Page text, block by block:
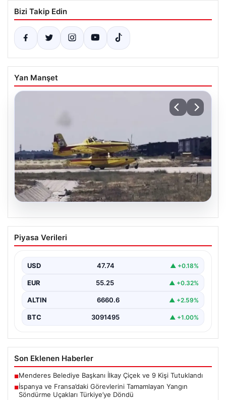
Bizi Takip Edin
Yan Manşet
06.08.2026
İspanya ve Fransa’daki Görevlerini
Tamamlayan Yangın Söndürme Uçakları
Orman Genel Müdürlüğü tarafından yapılan açıklamada,
büyük…
Piyasa Verileri
USD 47.74 ▲ +0.18%
EUR 55.25 ▲ +0.32%
ALTIN 6660.6 ▲ +2.59%
BTC 3091495 ▲ +1.00%
Son Eklenen Haberler
■Menderes Belediye Başkanı İlkay Çiçek ve 9 Kişi Tutuklandı
■İspanya ve Fransa’daki Görevlerini Tamamlayan Yangın
Söndürme Uçakları Türkiye’ye Döndü